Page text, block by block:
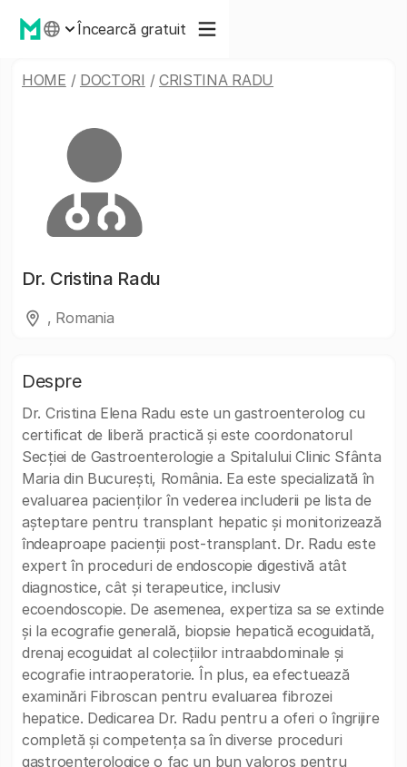
Încearcă gratuit
HOME / DOCTORI / CRISTINA RADU
Dr. Cristina Radu
, Romania
Despre
Dr. Cristina Elena Radu este un gastroenterolog cu
certificat de liberă practică și este coordonatorul
Secției de Gastroenterologie a Spitalului Clinic Sfânta
Maria din București, România. Ea este specializată în
evaluarea pacienților în vederea includerii pe lista de
așteptare pentru transplant hepatic și monitorizează
îndeaproape pacienții post-transplant. Dr. Radu este
expert în proceduri de endoscopie digestivă atât
diagnostice, cât și terapeutice, inclusiv
ecoendoscopie. De asemenea, expertiza sa se extinde
și la ecografie generală, biopsie hepatică ecoguidată,
drenaj ecoguidat al colecțiilor intraabdominale și
ecografie intraoperatorie. În plus, ea efectuează
examinări Fibroscan pentru evaluarea fibrozei
hepatice. Dedicarea Dr. Radu pentru a oferi o îngrijire
completă și competența sa în diverse proceduri
gastroenterologice o fac un bun valoros pentru